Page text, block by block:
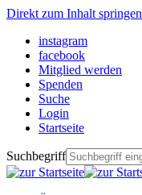
Direkt zum Inhalt springen
instagram
facebook
Mitglied werden
Spenden
Suche
Login
Startseite
Suchbegriff